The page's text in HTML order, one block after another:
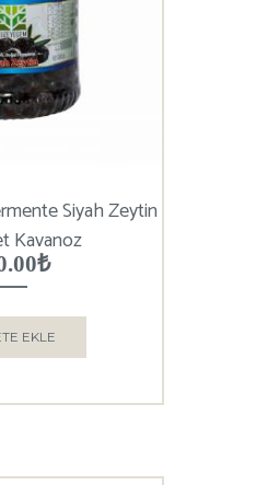
Siyah Zeytin
Kavanoz
₺
EKLE